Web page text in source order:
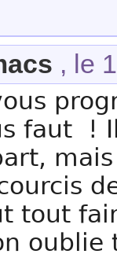
, le
faut !
tout
oublie